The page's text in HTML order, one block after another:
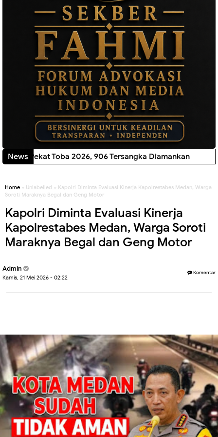
NewsPekat Toba 2026, 906 Tersangka Diamankan
Home » Unlabelled » Kapolri Diminta Evaluasi Kinerja Kapolrestabes Medan, Warga
Soroti Maraknya Begal dan Geng Motor
Kapolri Diminta Evaluasi Kinerja
Kapolrestabes Medan, Warga Soroti
Maraknya Begal dan Geng Motor
Admin
Kamis, 21 Mei 2026 - 02:22
Komentar